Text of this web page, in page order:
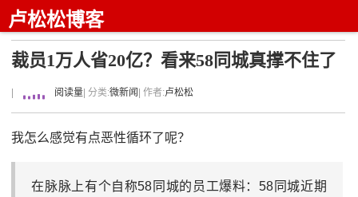
卢松松博客
裁员1万人省20亿？看来58同城真撑不住了
阅读量 | 分类:微新闻 | 作者:卢松松
我怎么感觉有点恶性循环了呢？
在脉脉上有个自称58同城的员工爆料：58同城近期